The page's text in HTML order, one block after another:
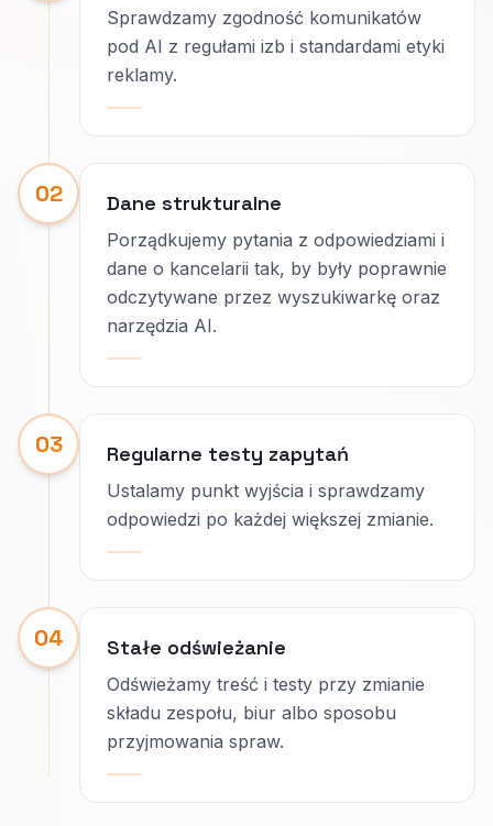
Sprawdzamy zgodność komunikatów
pod AI z regułami izb i standardami etyki
reklamy.
02 Dane strukturalne
Porządkujemy pytania z odpowiedziami i
dane o kancelarii tak, by były poprawnie
odczytywane przez wyszukiwarkę oraz
narzędzia AI.
03 Regularne testy zapytań
Ustalamy punkt wyjścia i sprawdzamy
odpowiedzi po każdej większej zmianie.
04 Stałe odświeżanie
Odświeżamy treść i testy przy zmianie
składu zespołu, biur albo sposobu
przyjmowania spraw.